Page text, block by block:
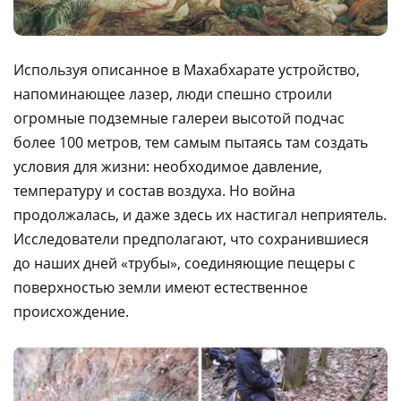
Используя описанное в Махабхарате устройство,
напоминающее лазер, люди спешно строили
огромные подземные галереи высотой подчас
более 100 метров, тем самым пытаясь там создать
условия для жизни: необходимое давление,
температуру и состав воздуха. Но война
продолжалась, и даже здесь их настигал неприятель.
Исследователи предполагают, что сохранившиеся
до наших дней «трубы», соединяющие пещеры с
поверхностью земли имеют естественное
происхождение.